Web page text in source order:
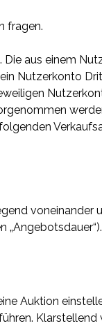
fragen.
Die aus einem
Nutzerkonto
„Angebotsdauer“).
Auktion